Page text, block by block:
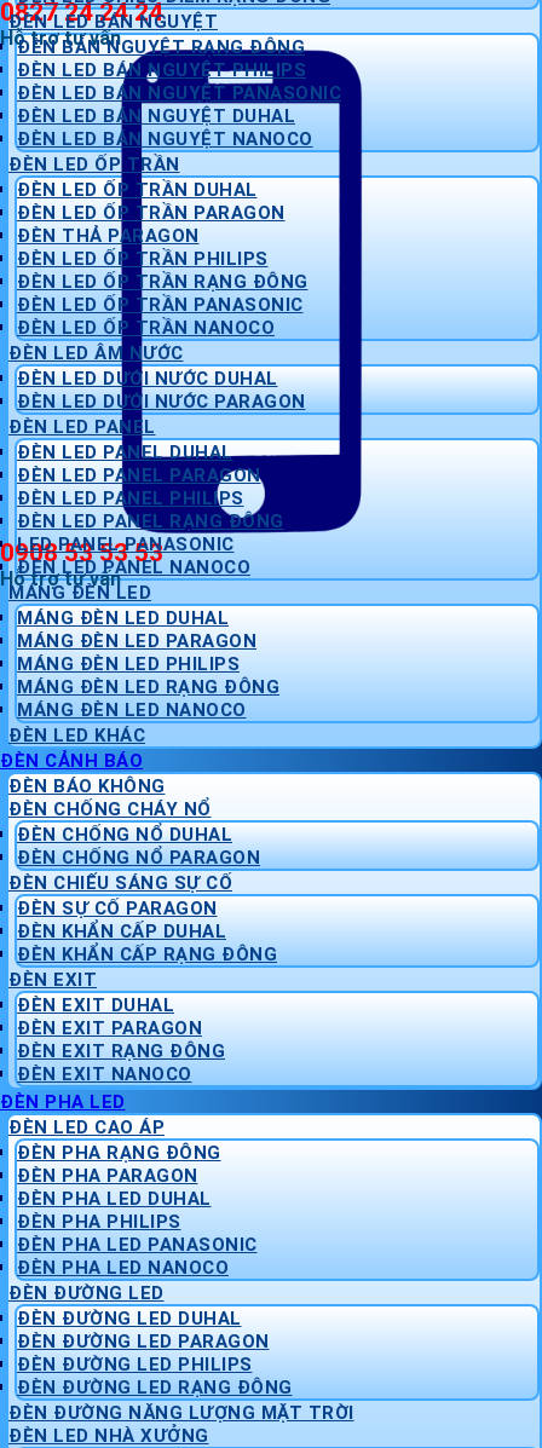
0827 24 24 24
Hỗ trợ tư vấn
0908 53 53 53
Hỗ trợ tư vấn
ĐÈN LED BÁN NGUYỆT
ĐÈN BÁN NGUYỆT RẠNG ĐÔNG
ĐÈN LED BÁN NGUYỆT PHILIPS
ĐÈN LED BÁN NGUYỆT PANASONIC
ĐÈN LED BÁN NGUYỆT DUHAL
ĐÈN LED BÁN NGUYỆT NANOCO
ĐÈN LED ỐP TRẦN
ĐÈN LED ỐP TRẦN DUHAL
ĐÈN LED ỐP TRẦN PARAGON
ĐÈN THẢ PARAGON
ĐÈN LED ỐP TRẦN PHILIPS
ĐÈN LED ỐP TRẦN RẠNG ĐÔNG
ĐÈN LED ỐP TRẦN PANASONIC
ĐÈN LED ỐP TRẦN NANOCO
ĐÈN LED ÂM NƯỚC
ĐÈN LED DƯỚI NƯỚC DUHAL
ĐÈN LED DƯỚI NƯỚC PARAGON
ĐÈN LED PANEL
ĐÈN LED PANEL DUHAL
ĐÈN LED PANEL PARAGON
ĐÈN LED PANEL PHILIPS
ĐÈN LED PANEL RẠNG ĐÔNG
LED PANEL PANASONIC
ĐÈN LED PANEL NANOCO
MÁNG ĐÈN LED
MÁNG ĐÈN LED DUHAL
MÁNG ĐÈN LED PARAGON
MÁNG ĐÈN LED PHILIPS
MÁNG ĐÈN LED RẠNG ĐÔNG
MÁNG ĐÈN LED NANOCO
ĐÈN LED KHÁC
ĐÈN CẢNH BÁO
ĐÈN BÁO KHÔNG
ĐÈN CHỐNG CHÁY NỔ
ĐÈN CHỐNG NỔ DUHAL
ĐÈN CHỐNG NỔ PARAGON
ĐÈN CHIẾU SÁNG SỰ CỐ
ĐÈN SỰ CỐ PARAGON
ĐÈN KHẨN CẤP DUHAL
ĐÈN KHẨN CẤP RẠNG ĐÔNG
ĐÈN EXIT
ĐÈN EXIT DUHAL
ĐÈN EXIT PARAGON
ĐÈN EXIT RẠNG ĐÔNG
ĐÈN EXIT NANOCO
ĐÈN PHA LED
ĐÈN LED CAO ÁP
ĐÈN PHA RẠNG ĐÔNG
ĐÈN PHA PARAGON
ĐÈN PHA LED DUHAL
ĐÈN PHA PHILIPS
ĐÈN PHA LED PANASONIC
ĐÈN PHA LED NANOCO
ĐÈN ĐƯỜNG LED
ĐÈN ĐƯỜNG LED DUHAL
ĐÈN ĐƯỜNG LED PARAGON
ĐÈN ĐƯỜNG LED PHILIPS
ĐÈN ĐƯỜNG LED RẠNG ĐÔNG
ĐÈN ĐƯỜNG NĂNG LƯỢNG MẶT TRỜI
ĐÈN LED NHÀ XƯỞNG